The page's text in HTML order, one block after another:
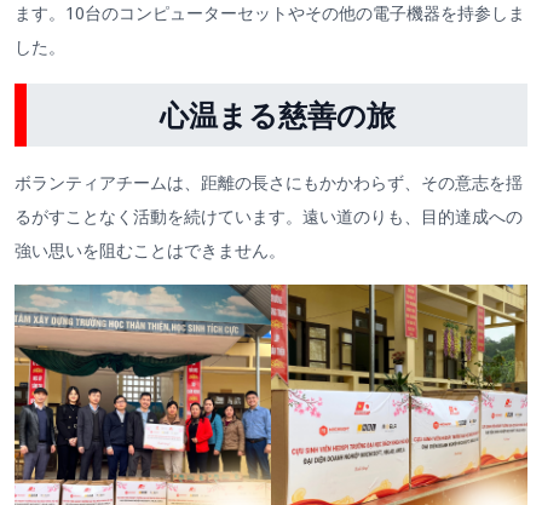
ます。10台のコンピューターセットやその他の電子機器を持参しま
した。
心温まる慈善の旅
ボランティアチームは、距離の長さにもかかわらず、その意志を揺
るがすことなく活動を続けています。遠い道のりも、目的達成への
強い思いを阻むことはできません。